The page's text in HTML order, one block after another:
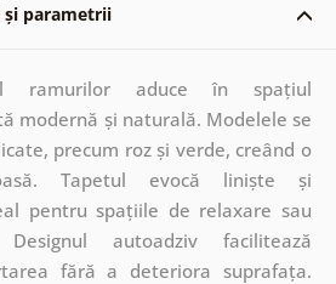
și parametrii
ramurilor aduce în spațiul
modernă și naturală. Modelele se
precum roz și verde, creând o
Tapetul evocă liniște și
pentru spațiile de relaxare sau
autoadziv facilitează
fără a deteriora suprafața.